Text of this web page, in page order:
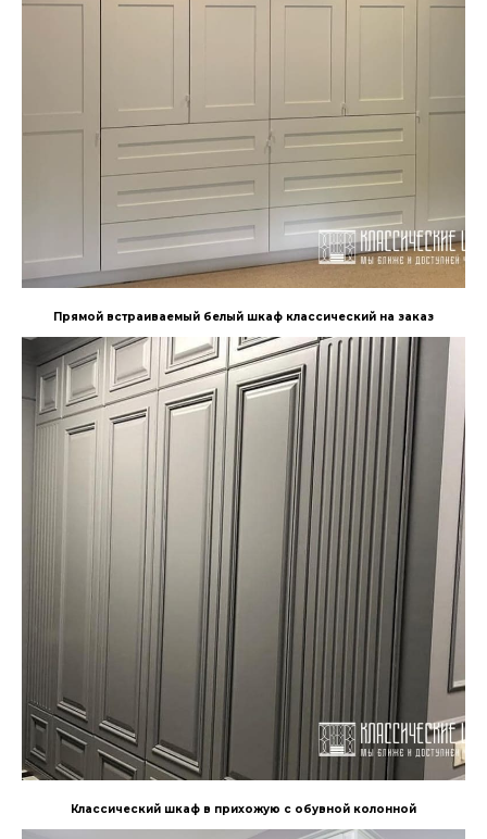
Прямой встраиваемый белый шкаф классический на заказ
Классический шкаф в прихожую с обувной колонной